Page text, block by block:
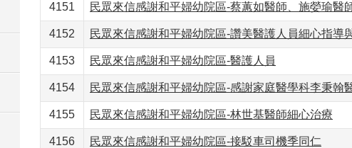
4151 民眾來信感謝和平婦幼院區-蔡蕙如醫師、施嫈瑜醫
4152 民眾來信感謝和平婦幼院區-讚美醫護人員細心指導
4153 民眾來信感謝和平婦幼院區-醫護人員
4154 民眾來信感謝和平婦幼院區-感謝家庭醫學科李秉翰
4155 民眾來信感謝和平婦幼院區-林世基醫師細心治療
4156 民眾來信感謝和平婦幼院區-接駁車司機季同仁